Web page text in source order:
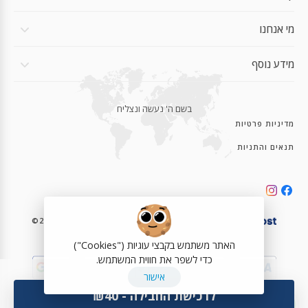
Apple iPhone 15 Pro
Apple iPhone 15 Pro
Apple iPhone 15 Plus
ZTE RAKUTEN BIG לרכישת החבילה - ₪40
מי אנחנו
מידע נוסף
בשם ה' נעשה ונצליח
מדיניות פרטיות
תנאים והתניות
©2023-2026 eSIMe.co.il | Powered with ❤️ by
האתר משתמש בקבצי עוגיות ("Cookies")
כדי לשפר את חווית המשתמש.
אישור